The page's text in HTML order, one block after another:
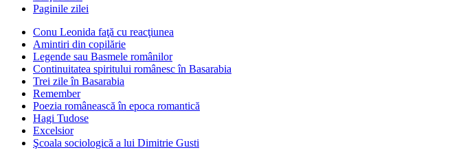
Paginile zilei
Conu Leonida faţă cu reacţiunea
Amintiri din copilărie
Legende sau Basmele românilor
Continuitatea spiritului românesc în Basarabia
Trei zile în Basarabia
Remember
Poezia românească în epoca romantică
Hagi Tudose
Excelsior
Şcoala sociologică a lui Dimitrie Gusti